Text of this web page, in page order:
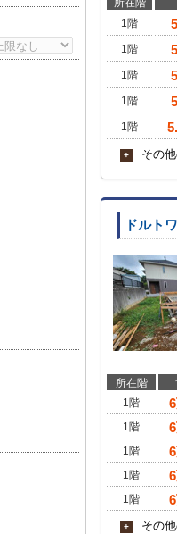
所在階
1階
1階
1階
1階
1階
+ その
ドルト
所在階
1階
6
1階
6
1階
6
1階
6
1階
6
+ その